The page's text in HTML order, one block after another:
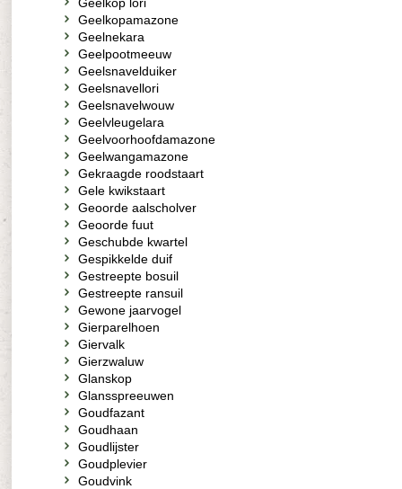
Geelkopamazone
Geelnekara
Geelpootmeeuw
Geelsnavelduiker
Geelsnavellori
Geelsnavelwouw
Geelvleugelara
Geelvoorhoofdamazone
Geelwangamazone
Gekraagde roodstaart
Gele kwikstaart
Geoorde aalscholver
Geoorde fuut
Geschubde kwartel
Gespikkelde duif
Gestreepte bosuil
Gestreepte ransuil
Gewone jaarvogel
Gierparelhoen
Giervalk
Gierzwaluw
Glanskop
Glansspreeuwen
Goudfazant
Goudhaan
Goudlijster
Goudplevier
Goudvink